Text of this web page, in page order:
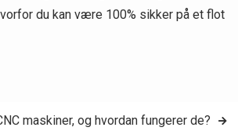
du kan være 100% sikker på et flot
maskiner, og hvordan fungerer de?